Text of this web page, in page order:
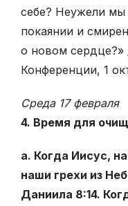
себе? Неужели
покаянии и
о новом сердце?»
Конференции, 1
Среда 17 февраля
4. Время для
а. Когда Иисус,
наши грехи из
Даниила 8:14.